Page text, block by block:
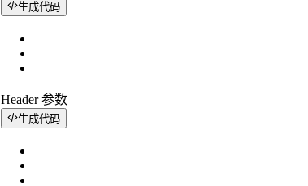
生成代码
Header 参数
生成代码